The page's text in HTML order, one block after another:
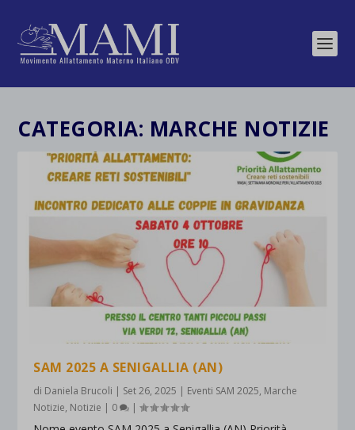
CATEGORIA: MARCHE NOTIZIE
SAM 2025 A SENIGALLIA (AN)
di Daniela Brucoli | Set 26, 2025 | Eventi SAM 2025, Marche
Notizie, Notizie | 0 |